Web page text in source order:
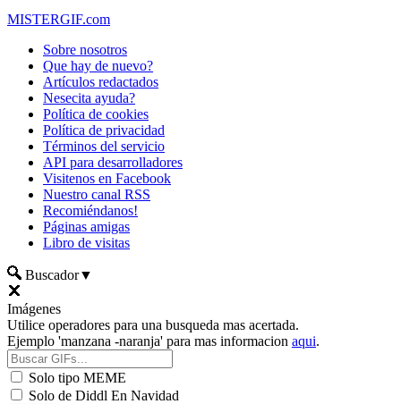
MISTERGIF.com
Sobre nosotros
Que hay de nuevo?
Artículos redactados
Nesecita ayuda?
Política de cookies
Política de privacidad
Términos del servicio
API para desarrolladores
Visitenos en Facebook
Nuestro canal RSS
Recomiéndanos!
Páginas amigas
Libro de visitas
Buscador▼
Imágenes
Utilice operadores para una busqueda mas acertada.
Ejemplo 'manzana -naranja' para mas informacion aqui.
Solo tipo MEME
Solo de Diddl En Navidad